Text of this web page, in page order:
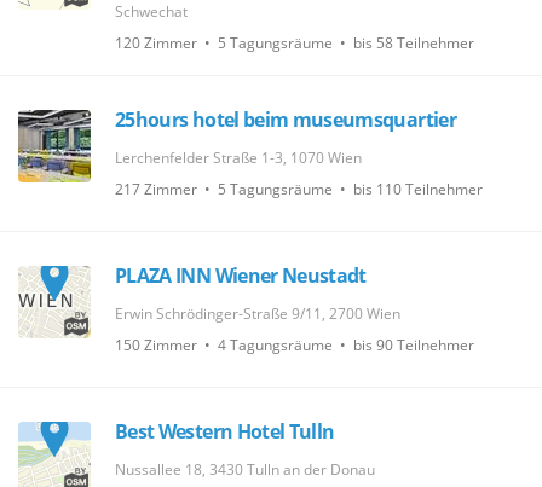
Schwechat
120 Zimmer • 5 Tagungsräume • bis 58 Teilnehmer
25hours hotel beim museumsquartier
Lerchenfelder Straße 1-3, 1070 Wien
217 Zimmer • 5 Tagungsräume • bis 110 Teilnehmer
PLAZA INN Wiener Neustadt
Erwin Schrödinger-Straße 9/11, 2700 Wien
150 Zimmer • 4 Tagungsräume • bis 90 Teilnehmer
Best Western Hotel Tulln
Nussallee 18, 3430 Tulln an der Donau